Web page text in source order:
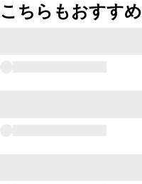
こちらもおすすめ